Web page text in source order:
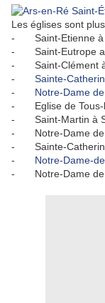
Les églises sont
- Saint-Etienne à
- Saint-Eutrope
- Saint-Clément à
- Sainte-
- Notre-Dame
- Eglise de Tous-
- Saint-Martin à
- Notre-Dame de
- Sainte-Catherine
- Notre-Dame-
- Notre-Dame de